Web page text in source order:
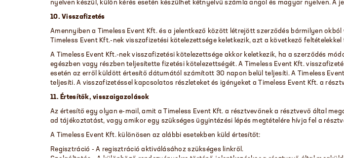
nyelven készül, külön kérés esetén készülhet kétnyelvű számla angol és magyar nyelven.
10. Visszafizetés
Amennyiben a Timeless Event Kft. és a jelentkező között létrejött szerződés bármilyen
Timeless Event Kft.-nek visszafizetési kötelezettsége keletkezik, azt a következő feltételekkel
A Timeless Event Kft.-nek visszafizetési kötelezettsége akkor keletkezik, ha a szerződés
egészben vagy részben teljesítette fizetési kötelezettségét. A Timeless Event Kft.
esetén az erről küldött értesítő dátumától számított 30 napon belül teljesíti. A Timeless
teljesíti. A visszafizetéssel kapcsolatos részleteket és igényeket a Timeless Event Kft. a
11. Értesítők, visszaigazolások
Az értesítő egy olyan e-mail, amit a Timeless Event Kft. a résztvevőnek a résztvevő által
ad tájékoztatást, vagy amikor egy szükséges ügyintézési lépés megtételére hívja fel a
A Timeless Event Kft. különösen az alábbi esetekben küld értesítőt:
Regisztráció - A regisztráció aktiválásához szükséges linkről.
Szolgáltatás - A különböző rendezvényekre történő jelentkezéskor a résztvevő által